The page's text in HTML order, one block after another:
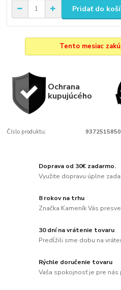
Pridať do
Tento mesiac
Ochrana
kupujúcého
Číslo produktu: 9372515850
Doprava od 30€ zadarmo.
Využite dopravu úplne
8 rokov na trhu
Značka Kameník Vás
30 dní na vrátenie tovaru
Predĺžili sme dobu na
Rýchle doručenie tovaru
Vaša spokojnosť je pre nás